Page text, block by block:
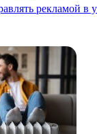
рекламой в